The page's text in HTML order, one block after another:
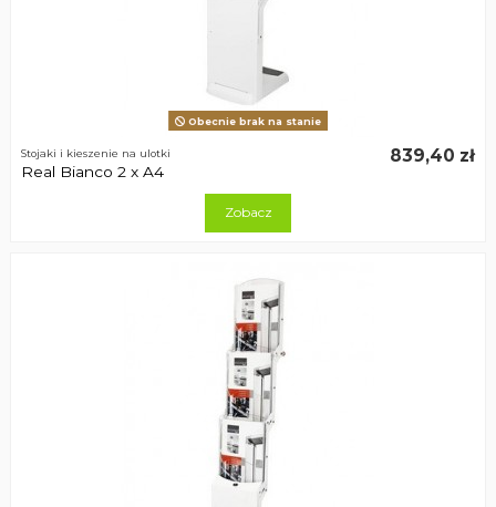
Obecnie brak na stanie
Stojaki i kieszenie na ulotki
Real Bianco 2 x A4
839,40 zł
Zobacz